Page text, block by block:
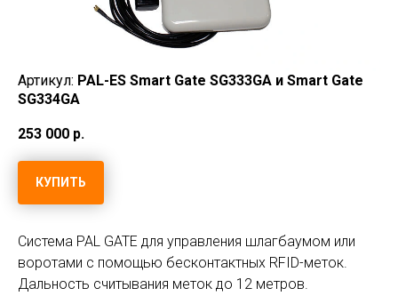
Артикул: PAL-ES Smart Gate SG333GA и Smart Gate
SG334GA
253 000 р.
КУПИТЬ
Система PAL GATE для управления шлагбаумом или
воротами с помощью бесконтактных RFID-меток.
Дальность считывания меток до 12 метров.